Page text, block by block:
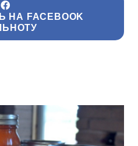
НА FACEBOOK